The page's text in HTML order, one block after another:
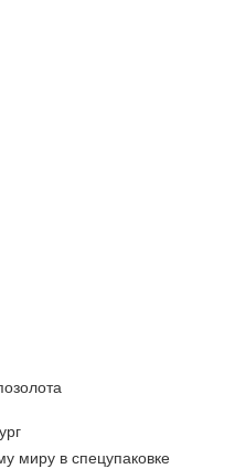
миру в спецупаковке